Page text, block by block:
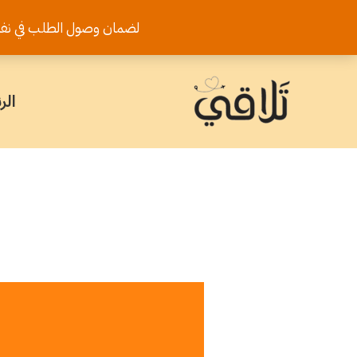
لضمان وصول الطلب في نفس اليوم يرجى